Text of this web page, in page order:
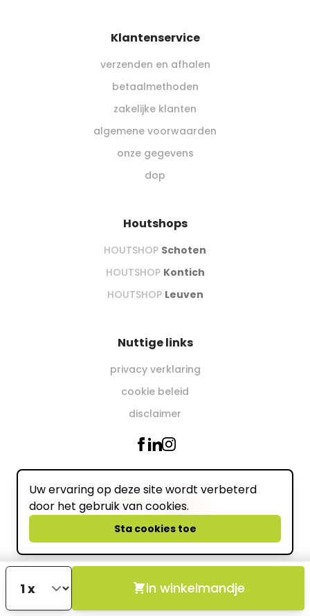
in winkelmandje
Klantenservice
verzenden en afhalen
betaalmethoden
zakelijke klanten
algemene voorwaarden
onze gegevens
dop
Houtshops
HOUTSHOP Schoten
HOUTSHOP Kontich
HOUTSHOP Leuven
Nuttige links
privacy verklaring
cookie beleid
disclaimer
Wij accepteren online
powered by
Uw ervaring op deze site wordt verbeterd
door het gebruik van cookies.
Sta cookies toe